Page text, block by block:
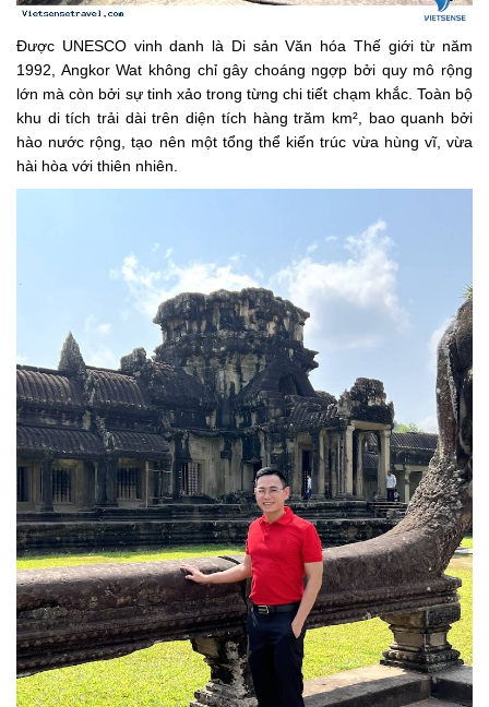
Được UNESCO vinh danh là Di sản Văn hóa Thế giới từ năm
1992, Angkor Wat không chỉ gây choáng ngợp bởi quy mô rộng
lớn mà còn bởi sự tinh xảo trong từng chi tiết chạm khắc. Toàn bộ
khu di tích trải dài trên diện tích hàng trăm km², bao quanh bởi
hào nước rộng, tạo nên một tổng thể kiến trúc vừa hùng vĩ, vừa
hài hòa với thiên nhiên.